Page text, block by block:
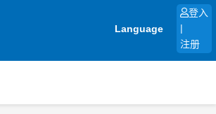
Language
登入
注册